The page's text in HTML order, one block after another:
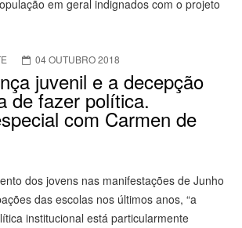
em geral indignados com o projeto
04 OUTUBRO 2018
juvenil e a decepção
de fazer política.
com Carmen de
dos jovens nas manifestações de Junho
das escolas nos últimos anos, “a
institucional está particularmente